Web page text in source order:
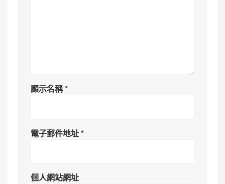
顯示名稱*
電子郵件地址*
個人網站網址